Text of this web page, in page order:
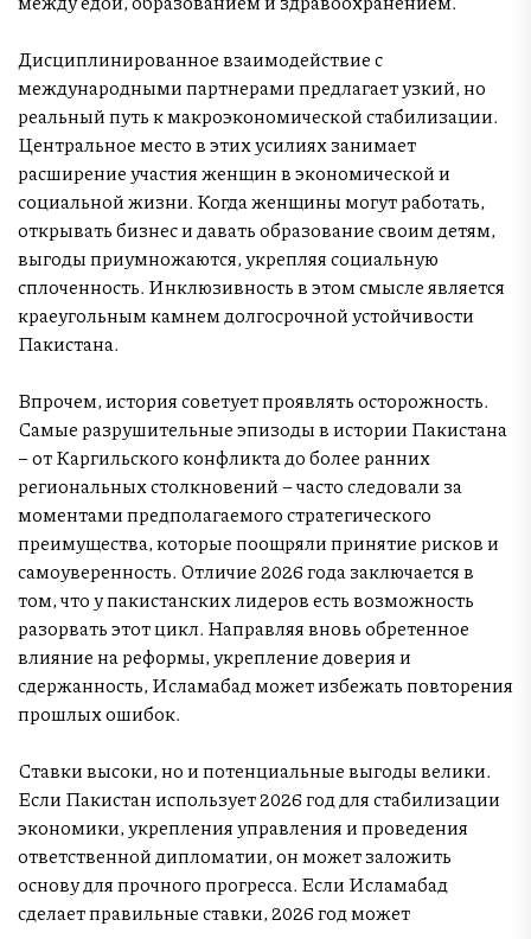
Дисциплинированное взаимодействие с
международными партнерами предлагает узкий, но
реальный путь к макроэкономической стабилизации.
Центральное место в этих усилиях занимает
расширение участия женщин в экономической и
социальной жизни. Когда женщины могут работать,
открывать бизнес и давать образование своим детям,
выгоды приумножаются, укрепляя социальную
сплоченность. Инклюзивность в этом смысле является
краеугольным камнем долгосрочной устойчивости
Пакистана.
Впрочем, история советует проявлять осторожность.
Самые разрушительные эпизоды в истории Пакистана
– от Каргильского конфликта до более ранних
региональных столкновений – часто следовали за
моментами предполагаемого стратегического
преимущества, которые поощряли принятие рисков и
самоуверенность. Отличие 2026 года заключается в
том, что у пакистанских лидеров есть возможность
разорвать этот цикл. Направляя вновь обретенное
влияние на реформы, укрепление доверия и
сдержанность, Исламабад может избежать повторения
прошлых ошибок.
Ставки высоки, но и потенциальные выгоды велики.
Если Пакистан использует 2026 год для стабилизации
экономики, укрепления управления и проведения
ответственной дипломатии, он может заложить
основу для прочного прогресса. Если Исламабад
сделает правильные ставки, 2026 год может